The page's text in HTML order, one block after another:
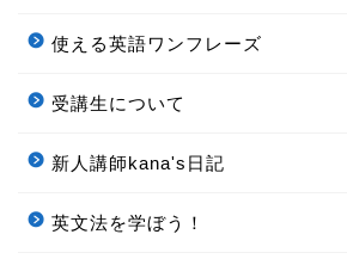
使える英語ワンフレーズ
受講生について
新人講師kana's日記
英文法を学ぼう！